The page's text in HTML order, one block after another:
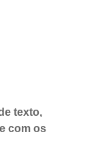
texto,
com os